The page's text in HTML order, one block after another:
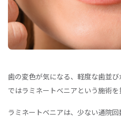
歯の変色が気になる、軽度な歯並
ではラミネートべニアという施術を
ラミネートベニアは、少ない通院